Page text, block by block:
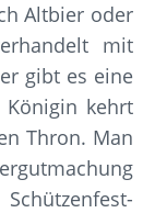
Altbier oder
mit
gibt es eine
kehrt
Thron. Man